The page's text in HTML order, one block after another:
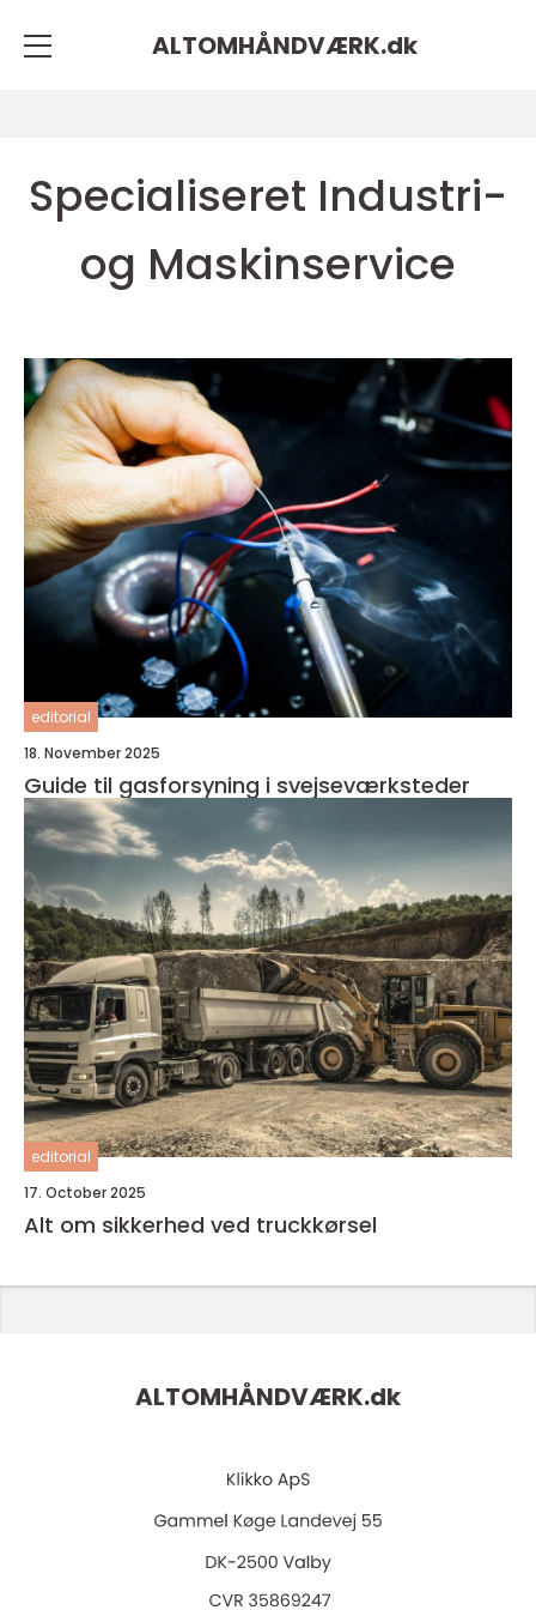
ALTOMHÅNDVÆRK.dk
Specialiseret Industri-
og Maskinservice
editorial
18. November 2025
Guide til gasforsyning i svejseværksteder
editorial
17. October 2025
Alt om sikkerhed ved truckkørsel
ALTOMHÅNDVÆRK.dk